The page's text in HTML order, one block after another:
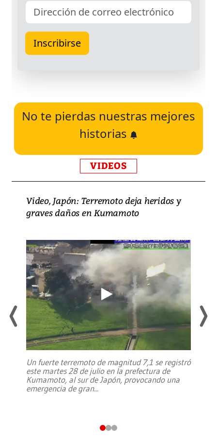
No te pierdas nuestras mejores
historias
VIDEOS
Video, Japón: Terremoto deja heridos y
graves daños en Kumamoto
Un fuerte terremoto de magnitud 7,1 se registró
este martes 28 de julio en la prefectura de
Kumamoto, al sur de Japón, provocando una
emergencia de gran...